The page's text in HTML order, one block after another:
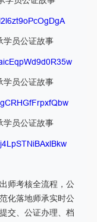
员公证故事
员公证故事
员公证故事
师考核全流程，公
化落地师承实时公
交、公证办理、档